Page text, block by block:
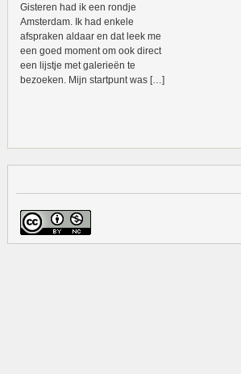
Gisteren had ik een rondje
Amsterdam. Ik had enkele
afspraken aldaar en dat leek me
een goed moment om ook direct
een lijstje met galerieën te
bezoeken. Mijn startpunt was […]